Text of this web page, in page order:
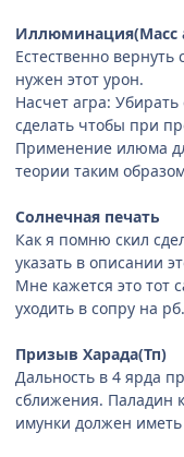
Иллюминация(Масс
Естественно
нужен этот урон.
Насчет агра:
сделать чтобы при
Применение илюма
теории таким
Солнечная печать
Как я помню скил
указать в описании
Мне кажется это тот
уходить в сопру на
Призыв Харада(Тп)
Дальность в 4 ярда
сближения. Паладин
имунки должен